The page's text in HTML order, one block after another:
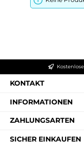
KONTAKT
INFORMATIONEN
ZAHLUNGSARTEN
SICHER EINKAUFEN